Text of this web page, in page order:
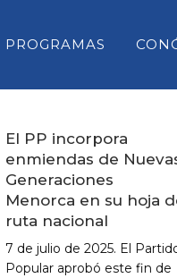
PROGRAMAS
CONSELL INSULAR DE
PARLAMENT DE LES ILLES
CONGRESO DE DIPUTADOS
SENADO
El PP incorpora
enmiendas de
Generaciones
Menorca en su hoja
ruta nacional
7 de julio de 2025. El
Popular aprobó este fin de